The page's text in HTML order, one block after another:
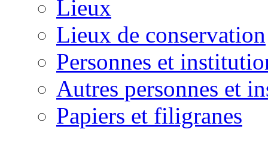
Lieux
Lieux de conservation
Personnes et
Autres personnes et
Papiers et filigranes